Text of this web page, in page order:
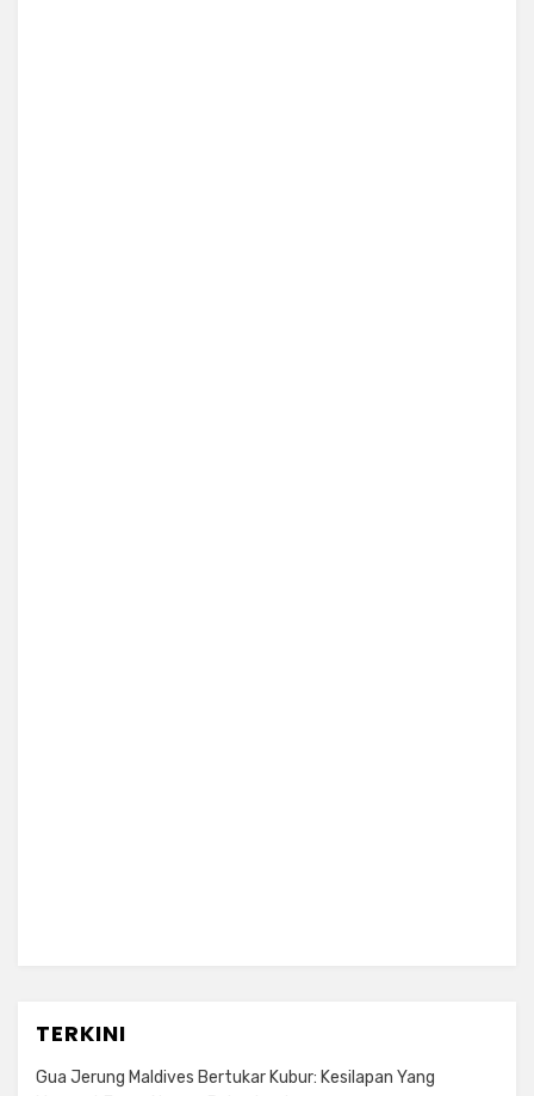
TERKINI
Gua Jerung Maldives Bertukar Kubur: Kesilapan Yang